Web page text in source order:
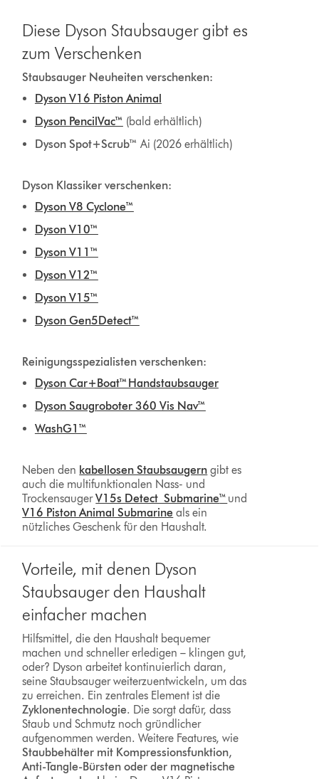
Diese Dyson Staubsauger gibt es
zum Verschenken
Staubsauger Neuheiten verschenken:
Dyson V16 Piston Animal
Dyson PencilVac™ (bald erhältlich)
Dyson Spot+Scrub™ Ai (2026 erhältlich)
Dyson Klassiker verschenken:
Dyson V8 Cyclone™
Dyson V10™
Dyson V11™
Dyson V12™
Dyson V15™
Dyson Gen5Detect™
Reinigungsspezialisten verschenken:
Dyson Car+Boat™ Handstaubsauger
Dyson Saugroboter 360 Vis Nav™
WashG1™
Neben den kabellosen Staubsaugern gibt es
auch die multifunktionalen Nass- und
TrockensaugerV15s Detect Submarine™ und
V16 Piston Animal Submarine als ein
nützliches Geschenk für den Haushalt.
Vorteile, mit denen Dyson
Staubsauger den Haushalt
einfacher machen
Hilfsmittel, die den Haushalt bequemer
machen und schneller erledigen – klingen gut,
oder? Dyson arbeitet kontinuierlich daran,
seine Staubsauger weiterzuentwickeln, um das
zu erreichen. Ein zentrales Element ist die
Zyklonentechnologie. Die sorgt dafür, dass
Staub und Schmutz noch gründlicher
aufgenommen werden. Weitere Features, wie
Staubbehälter mit Kompressionsfunktion,
Anti-Tangle-Bürsten oder der magnetische